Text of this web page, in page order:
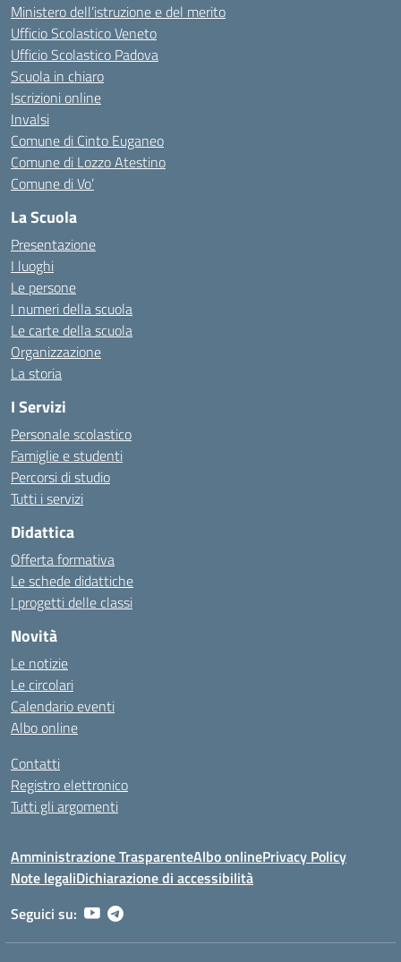
Ministero dell’istruzione e del merito
Ufficio Scolastico Veneto
Ufficio Scolastico Padova
Scuola in chiaro
Iscrizioni online
Invalsi
Comune di Cinto Euganeo
Comune di Lozzo Atestino
Comune di Vo’
La Scuola
Presentazione
I luoghi
Le persone
I numeri della scuola
Le carte della scuola
Organizzazione
La storia
I Servizi
Personale scolastico
Famiglie e studenti
Percorsi di studio
Tutti i servizi
Didattica
Offerta formativa
Le schede didattiche
I progetti delle classi
Novità
Le notizie
Le circolari
Calendario eventi
Albo online
Contatti
Registro elettronico
Tutti gli argomenti
Amministrazione TrasparenteAlbo onlinePrivacy Policy
Note legaliDichiarazione di accessibilità
Seguici su: